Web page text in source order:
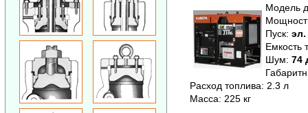
Модель
Пуск: эл.
Емкость
Шум: 74
Расход топлива: 2.3 л
Масса: 225 кг